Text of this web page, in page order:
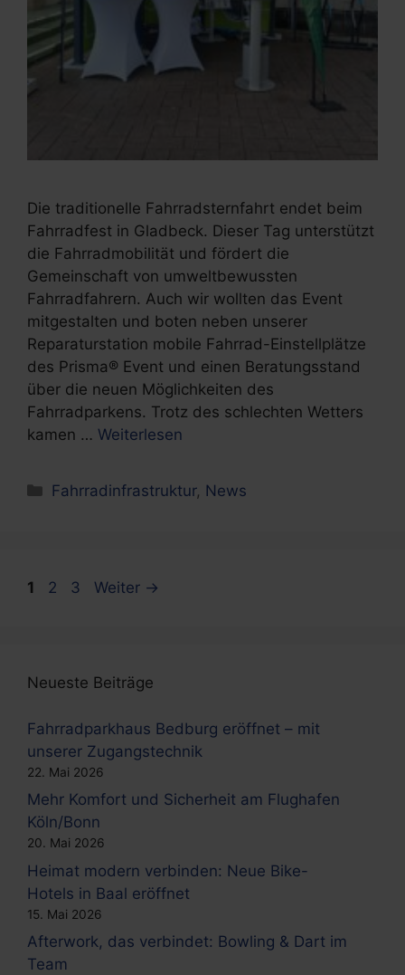
Die traditionelle Fahrradsternfahrt endet beim
Fahrradfest in Gladbeck. Dieser Tag unterstützt
die Fahrradmobilität und fördert die
Gemeinschaft von umweltbewussten
Fahrradfahrern. Auch wir wollten das Event
mitgestalten und boten neben unserer
Reparaturstation mobile Fahrrad-Einstellplätze
des Prisma® Event und einen Beratungsstand
über die neuen Möglichkeiten des
Fahrradparkens. Trotz des schlechten Wetters
kamen … Weiterlesen
Kategorien
Fahrradinfrastruktur, News
Seite
1 Seite
2 Seite
3 Weiter →
Neueste Beiträge
Fahrradparkhaus Bedburg eröffnet – mit
unserer Zugangstechnik
22. Mai 2026
Mehr Komfort und Sicherheit am Flughafen
Köln/Bonn
20. Mai 2026
Heimat modern verbinden: Neue Bike-
Hotels in Baal eröffnet
15. Mai 2026
Afterwork, das verbindet: Bowling & Dart im
Team